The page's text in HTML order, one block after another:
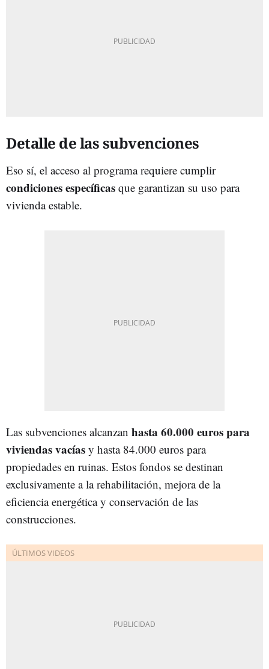
Detalle de las subvenciones
Eso sí, el acceso al programa requiere cumplir
condiciones específicas que garantizan su uso para
vivienda estable.
Las subvenciones alcanzan hasta 60.000 euros para
viviendas vacías y hasta 84.000 euros para
propiedades en ruinas. Estos fondos se destinan
exclusivamente a la rehabilitación, mejora de la
eficiencia energética y conservación de las
construcciones.